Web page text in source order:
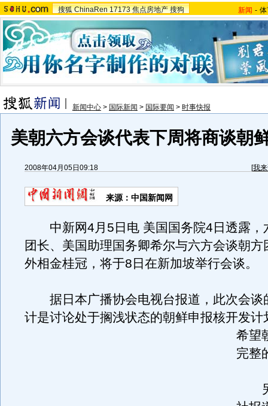
搜狐 ChinaRen 17173 焦点房地产 搜狗 新闻 -
新闻中心 > 国际新闻 > 国际要闻 > 时事快报
美朝六方会谈代表下周将商谈朝
2008年04月05日09:18 [我
来源：中国新闻网
中新网4月5日电 美国国务院4日透露，
团长、美国助理国务卿希尔与六方会谈朝方
外相金桂冠，将于8日在新加坡举行会谈。
据日本广播协会电视台报道，此次会谈
计是讨论处于搁浅状态的朝鲜申报核开发计
希望
完整
另